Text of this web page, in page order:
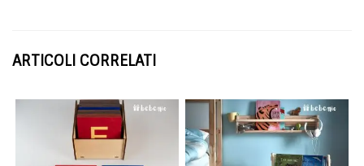
ARTICOLI CORRELATI